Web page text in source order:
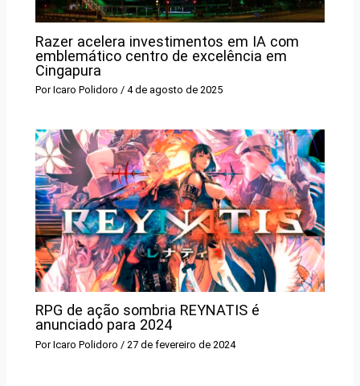
Razer acelera investimentos em IA com
emblemático centro de excelência em
Cingapura
PorIcaro Polidoro/4 de agosto de 2025
RPG de ação sombria REYNATIS é
anunciado para 2024
PorIcaro Polidoro / 27 de fevereiro de 2024